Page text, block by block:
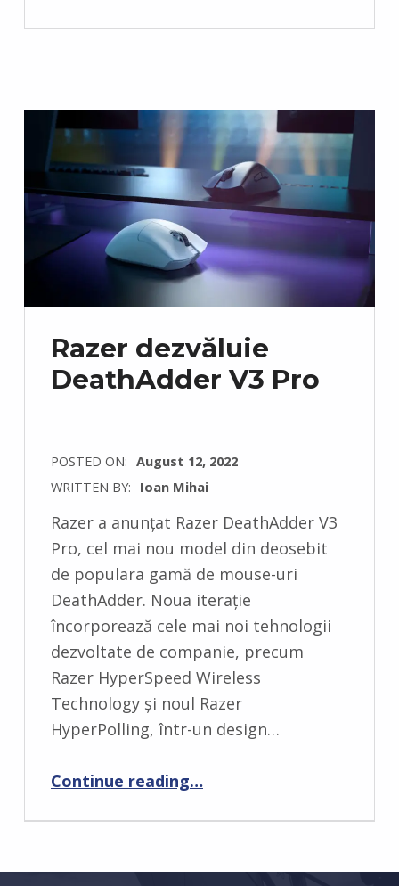
Razer dezvăluie
DeathAdder V3 Pro
POSTED ON: August 12, 2022
WRITTEN BY: Ioan Mihai
M
E
N
Razer a anunțat Razer DeathAdder V3
Pro, cel mai nou model din deosebit
de populara gamă de mouse-uri
DeathAdder. Noua iterație
încorporează cele mai noi tehnologii
dezvoltate de companie, precum
Razer HyperSpeed Wireless
Technology și noul Razer
HyperPolling, într-un design…
Continue reading…